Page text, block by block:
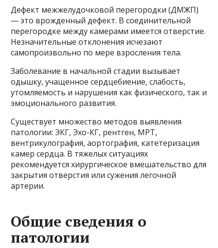
Дефект межжелудочковой перегородки (ДМЖП)
— это врожденный дефект. В соединительной
перегородке между камерами имеется отверстие.
Незначительные отклонения исчезают
самопроизвольно по мере взросления тела.
Заболевание в начальной стадии вызывает
одышку, учащенное сердцебиение, слабость,
утомляемость и нарушения как физического, так и
эмоционального развития.
Существует множество методов выявления
патологии: ЭКГ, Эхо-КГ, рентген, МРТ,
вентрикулография, аортография, катетеризация
камер сердца. В тяжелых ситуациях
рекомендуется хирургическое вмешательство для
закрытия отверстия или сужения легочной
артерии.
Общие сведения о
патологии